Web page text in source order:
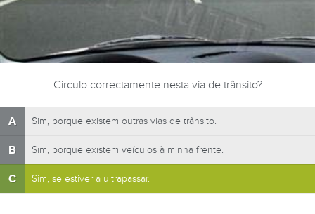
Circulo correctamente nesta via de trânsito?
A Sim, porque existem outras vias de trânsito.
B Sim, porque existem veículos à minha frente.
C Sim, se estiver a ultrapassar.